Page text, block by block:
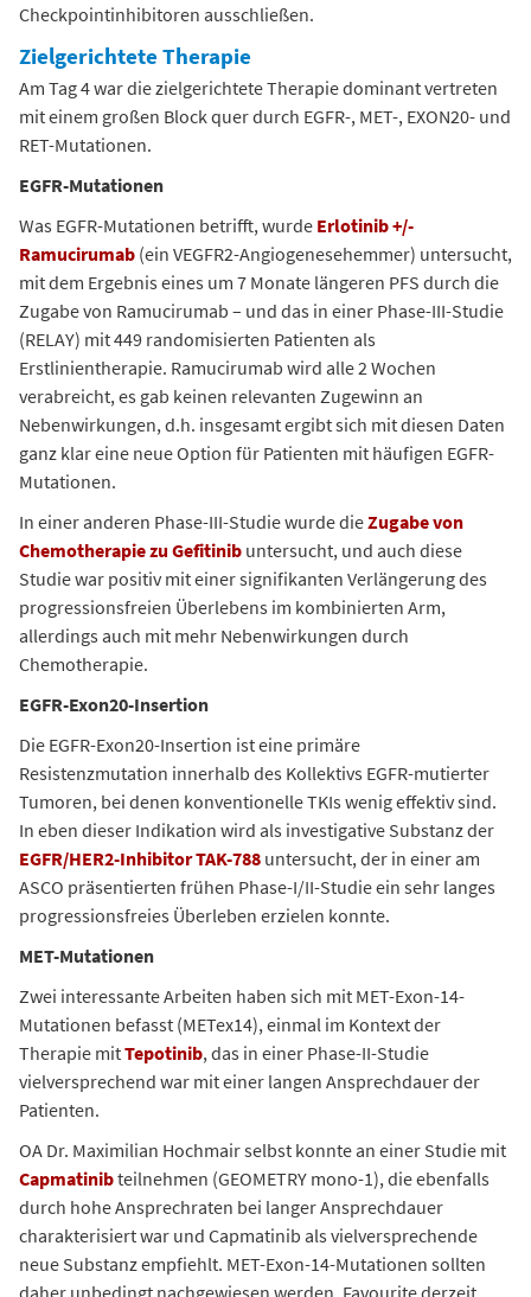
Checkpointinhibitoren ausschließen.
Zielgerichtete Therapie
Am Tag 4 war die zielgerichtete Therapie dominant vertreten
mit einem großen Block quer durch EGFR-, MET-, EXON20- und
RET-Mutationen.
EGFR-Mutationen
Was EGFR-Mutationen betrifft, wurde Erlotinib +/-
Ramucirumab (ein VEGFR2-Angiogenesehemmer) untersucht,
mit dem Ergebnis eines um 7 Monate längeren PFS durch die
Zugabe von Ramucirumab – und das in einer Phase-III-Studie
(RELAY) mit 449 randomisierten Patienten als
Erstlinientherapie. Ramucirumab wird alle 2 Wochen
verabreicht, es gab keinen relevanten Zugewinn an
Nebenwirkungen, d.h. insgesamt ergibt sich mit diesen Daten
ganz klar eine neue Option für Patienten mit häufigen EGFR-
Mutationen.
In einer anderen Phase-III-Studie wurde dieZugabe von
Chemotherapie zu Gefitinib untersucht, und auch diese
Studie war positiv mit einer signifikanten Verlängerung des
progressionsfreien Überlebens im kombinierten Arm,
allerdings auch mit mehr Nebenwirkungen durch
Chemotherapie.
EGFR-Exon20-Insertion
Die EGFR-Exon20-Insertion ist eine primäre
Resistenzmutation innerhalb des Kollektivs EGFR-mutierter
Tumoren, bei denen konventionelle TKIs wenig effektiv sind.
In eben dieser Indikation wird als investigative Substanz der
EGFR/HER2-Inhibitor TAK-788 untersucht, der in einer am
ASCO präsentierten frühen Phase-I/II-Studie ein sehr langes
progressionsfreies Überleben erzielen konnte.
MET-Mutationen
Zwei interessante Arbeiten haben sich mit MET-Exon-14-
Mutationen befasst (METex14), einmal im Kontext der
Therapie mitTepotinib, das in einer Phase-II-Studie
vielversprechend war mit einer langen Ansprechdauer der
Patienten.
OA Dr. Maximilian Hochmair selbst konnte an einer Studie mit
Capmatinibteilnehmen (GEOMETRY mono-1), die ebenfalls
durch hohe Ansprechraten bei langer Ansprechdauer
charakterisiert war und Capmatinib als vielversprechende
neue Substanz empfiehlt. MET-Exon-14-Mutationen sollten
daher unbedingt nachgewiesen werden. Favourite derzeit